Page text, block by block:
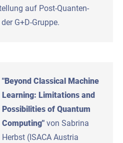
auf Post-Quanten-
G+D-Gruppe.
"Beyond Classical Machine
Learning: Limitations and
Possibilities of Quantum
Computing" von Sabrina
Herbst (ISACA Austria